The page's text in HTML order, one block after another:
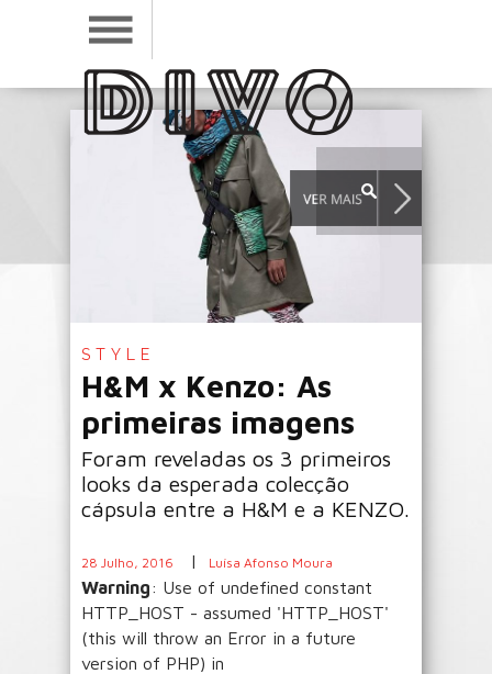
STYLE
H&M x Kenzo: As
primeiras imagens
Foram reveladas os 3 primeiros
looks da esperada colecção
cápsula entre a H&M e a KENZO.
28 Julho, 2016 | Luísa Afonso Moura
Warning: Use of undefined constant
HTTP_HOST - assumed 'HTTP_HOST'
(this will throw an Error in a future
version of PHP) in